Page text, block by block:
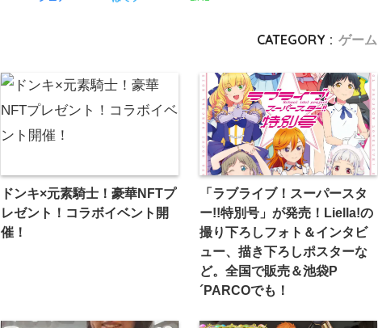
CATEGORY : ゲーム
ドンキ×元素騎士！豪華NFTプ
レゼント！コラボイベント開
催！
「ラブライブ！スーパースタ
ー!!特別号」が発売！Liella!の
撮り下ろしフォト＆インタビ
ュー、描き下ろしポスターな
ど。全国で販売＆池袋P
´PARCOでも！